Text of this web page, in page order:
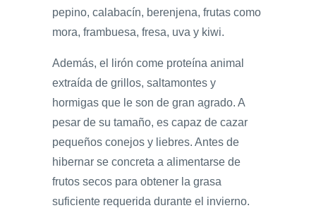
pepino, calabacín, berenjena, frutas como
mora, frambuesa, fresa, uva y kiwi.
Además, el lirón come proteína animal
extraída de grillos, saltamontes y
hormigas que le son de gran agrado. A
pesar de su tamaño, es capaz de cazar
pequeños conejos y liebres. Antes de
hibernar se concreta a alimentarse de
frutos secos para obtener la grasa
suficiente requerida durante el invierno.